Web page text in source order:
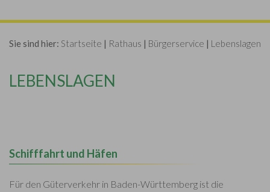
Sie sind hier: Startseite | Rathaus | Bürgerservice | Lebenslagen
LEBENSLAGEN
Schifffahrt und Häfen
Für den Güterverkehr in Baden-Württemberg ist die